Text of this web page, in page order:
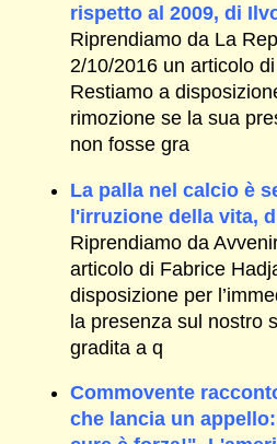
rispetto al 2009, di
Riprendiamo da La
2/10/2016 un articolo
Restiamo a
rimozione se la sua
non fosse gra
La palla nel calcio è
l'irruzione della vita,
Riprendiamo da
articolo di Fabrice
disposizione per
la presenza sul nostro
gradita a q
Commovente
che lancia un